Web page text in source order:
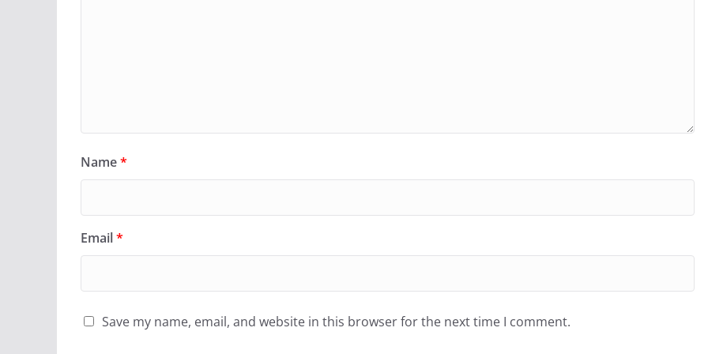
Name*
Email*
Save my name, email, and website in this browser for the next time I comment.